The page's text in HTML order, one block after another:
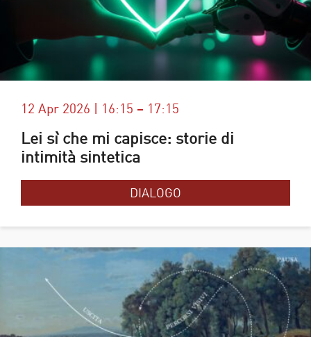
12 Apr 2026 | 16:15 – 17:15
Lei sì che mi capisce: storie di
intimità sintetica
DIALOGO